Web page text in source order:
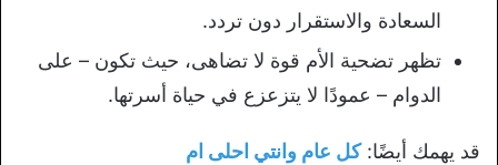
السعادة والاستقرار دون تردد.
تظهر تضحية الأم قوة لا تضاهى، حيث تكون – على
الدوام – عمودًا لا يتزعزع في حياة أسرتها.
قد يهمك أيضًا:كل عام وانتي احلى ام